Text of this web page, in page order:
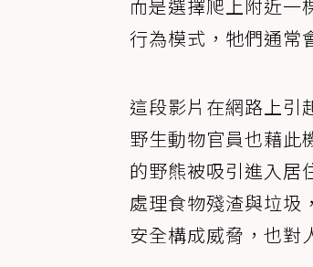
而是選擇爬上附近一
行為模式，牠們通常
這段影片在網路上引
野生動物官員也藉此
的野熊被吸引進入居
處理食物殘渣與垃圾
安全構成威脅，也對